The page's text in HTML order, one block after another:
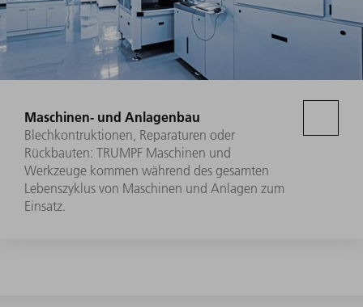
Maschinen- und Anlagenbau
Blechkontruktionen, Reparaturen oder
Rückbauten: TRUMPF Maschinen und
Werkzeuge kommen während des gesamten
Lebenszyklus von Maschinen und Anlagen zum
Einsatz.